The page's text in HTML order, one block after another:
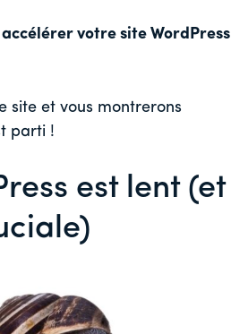
votre site WordPress
site et vous montrerons
parti !
est lent (et